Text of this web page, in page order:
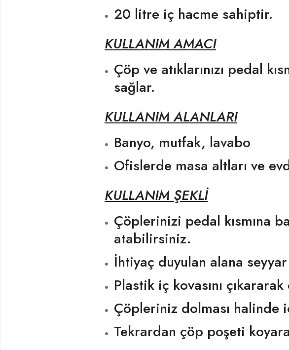
20 litre iç hacme sahiptir.
KULLANIM AMACI
Çöp ve atıklarınızı pedal
sağlar.
KULLANIM ALANLARI
Banyo, mutfak, lavabo
Ofislerde masa altları ve
KULLANIM ŞEKLİ
Çöplerinizi pedal kısmına
atabilirsiniz.
İhtiyaç duyulan alana
Plastik iç kovasını
Çöpleriniz dolması halinde
Tekrardan çöp poşeti